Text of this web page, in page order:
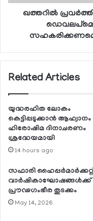
ഖത്തറില്‍
Related Articles
യുദ്ധരഹിത ലോകം
കെട്ടിപ്പടുക്കാന്‍ ആഹ്വാനം
ഹിരോഷിമ ദിനാചരണം
ശ്രദ്ധേയമായി
14 hours ago
സഫാരി ഹൈപ്പര്‍മാര്‍ക്കറ്റ്
വാര്‍ഷികാഘോഷങ്ങള്‍ക്ക്
പ്രൗഢഗംഭീര തുടക്കം
May 14, 2026